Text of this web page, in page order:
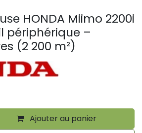
HONDA Miimo 2200i
périphérique –
(2 200 m²)
Ajouter au panier